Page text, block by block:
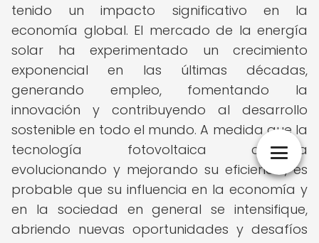
tenido un impacto significativo en la
economía global. El mercado de la energía
solar ha experimentado un crecimiento
exponencial en las últimas décadas,
generando empleo, fomentando la
innovación y contribuyendo al desarrollo
sostenible en todo el mundo. A medida que la
tecnología fotovoltaica continúa
evolucionando y mejorando su eficiencia, es
probable que su influencia en la economía y
en la sociedad en general se intensifique,
abriendo nuevas oportunidades y desafíos